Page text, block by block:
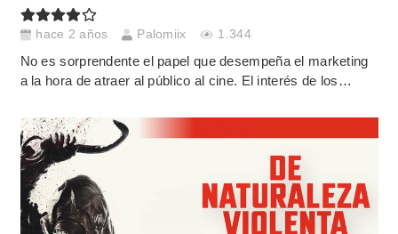
hace 2 años Palomiix 1.344
No es sorprendente el papel que desempeña el marketing
a la hora de atraer al público al cine. El interés de los…